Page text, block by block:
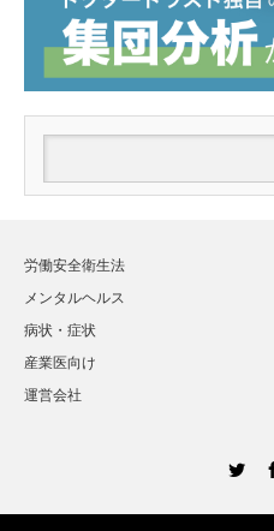
労働安全衛生法
メンタルヘルス
病状・症状
産業医向け
運営会社